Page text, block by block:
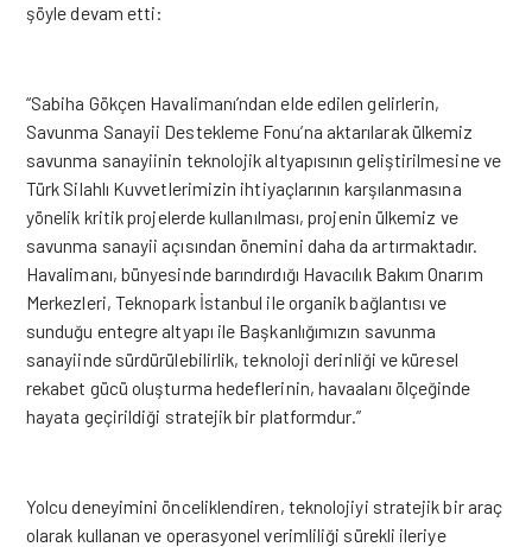
şöyle devam etti:
“Sabiha Gökçen Havalimanı’ndan elde edilen gelirlerin,
Savunma Sanayii Destekleme Fonu’na aktarılarak ülkemiz
savunma sanayiinin teknolojik altyapısının geliştirilmesine ve
Türk Silahlı Kuvvetlerimizin ihtiyaçlarının karşılanmasına
yönelik kritik projelerde kullanılması, projenin ülkemiz ve
savunma sanayii açısından önemini daha da artırmaktadır.
Havalimanı, bünyesinde barındırdığı Havacılık Bakım Onarım
Merkezleri, Teknopark İstanbul ile organik bağlantısı ve
sunduğu entegre altyapı ile Başkanlığımızın savunma
sanayiinde sürdürülebilirlik, teknoloji derinliği ve küresel
rekabet gücü oluşturma hedeflerinin, havaalanı ölçeğinde
hayata geçirildiği stratejik bir platformdur.”
Yolcu deneyimini önceliklendiren, teknolojiyi stratejik bir araç
olarak kullanan ve operasyonel verimliliği sürekli ileriye